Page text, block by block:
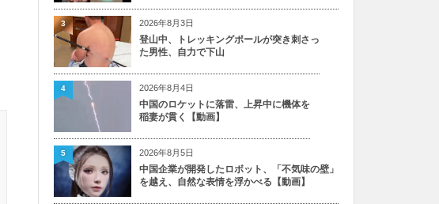
2026年8月3日
登山中、トレッキングポールが突き刺さっ
た男性、自力で下山
3
2026年8月4日
中国のロケットに落雷、上昇中に機体を
稲妻が貫く【動画】
4
2026年8月5日
中国企業が開発したロボット、「不気味の壁」
を越え、自然な表情を浮かべる【動画】
5